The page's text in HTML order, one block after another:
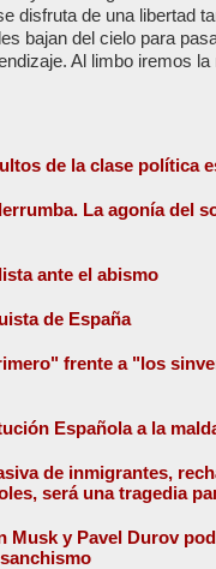
disfruta de una libertad
bajan del cielo para
Al limbo iremos
de la clase política
La agonía del
ante el abismo
de España
frente a "los
Española a la
de inmigrantes,
será una tragedia
Musk y Pavel Durov